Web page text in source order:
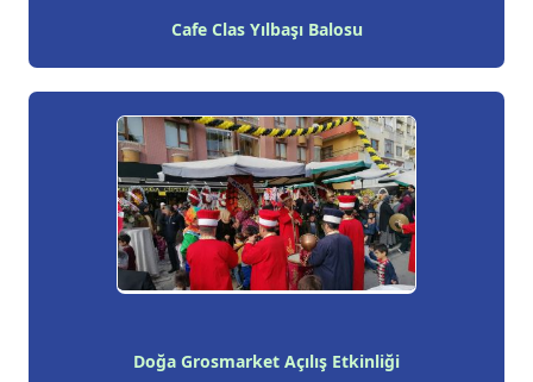
Cafe Clas Yılbaşı Balosu
Doğa Grosmarket Açılış Etkinliği